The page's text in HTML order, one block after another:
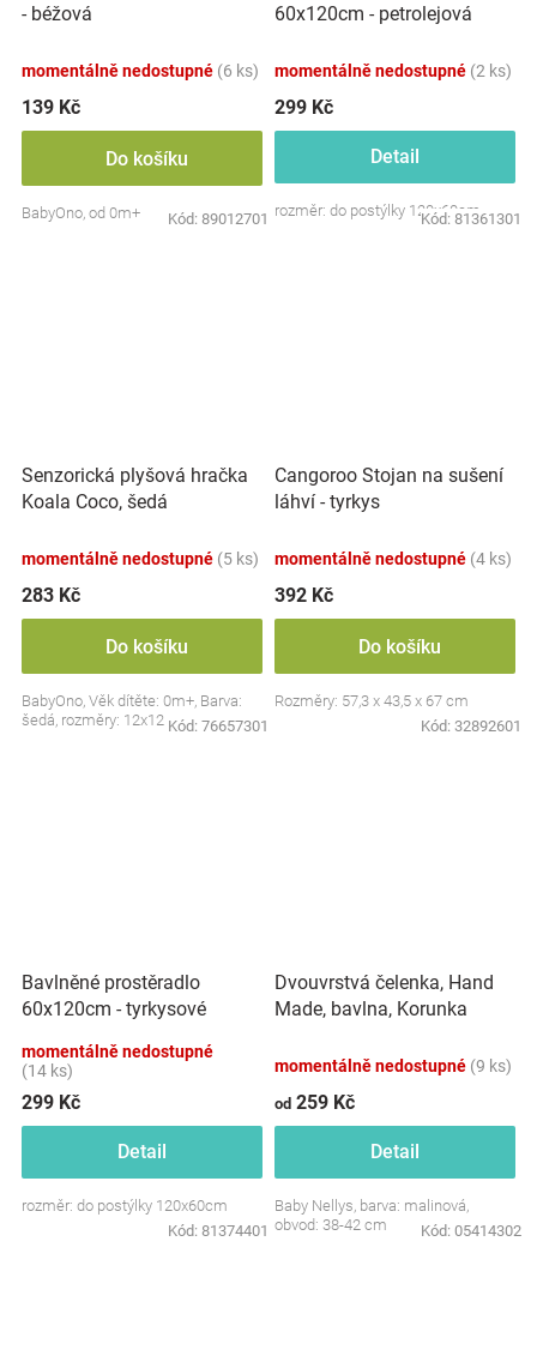
- béžová
momentálně nedostupné (6 ks)
139 Kč
Do košíku
BabyOno, od 0m+ Kód: 89012701
60x120cm - petrolejová
momentálně nedostupné (2 ks)
299 Kč
Detail
rozměr: do postýlky 120x60cm
Kód: 81361301
Senzorická plyšová hračka
Koala Coco, šedá
momentálně nedostupné (5 ks)
283 Kč
Do košíku
BabyOno, Věk dítěte: 0m+, Barva:
šedá, rozměry: 12x12 cm.
Kód: 76657301
Cangoroo Stojan na sušení
láhví - tyrkys
momentálně nedostupné (4 ks)
392 Kč
Do košíku
Rozměry: 57,3 x 43,5 x 67 cm
Kód: 32892601
Bavlněné prostěradlo
60x120cm - tyrkysové
momentálně nedostupné
(14 ks)
299 Kč
Detail
rozměr: do postýlky 120x60cm
Kód: 81374401
Dvouvrstvá čelenka, Hand
Made, bavlna, Korunka
momentálně nedostupné (9 ks)
od 259 Kč
Detail
Baby Nellys, barva: malinová,
obvod: 38-42 cm
Kód: 05414302